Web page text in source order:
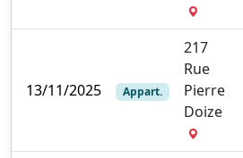
13/11/2025 Appart.
217
Rue
Pierre
Doize